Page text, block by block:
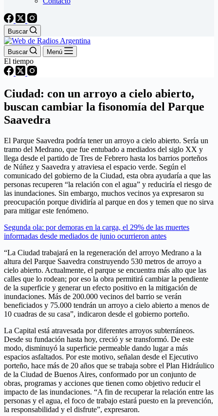
Buscar
Buscar Menú
El tiempo
Ciudad: con un arroyo a cielo abierto,
buscan cambiar la fisonomía del Parque
Saavedra
El Parque Saavedra podría tener un arroyo a cielo abierto. Sería un
tramo del Medrano, que fue entubado a mediados del siglo XX y
llega desde el partido de Tres de Febrero hasta los barrios porteños
de Núñez y Saavedra y atraviesa el espacio verde. Según el
comunicado del gobierno de la Ciudad, esta obra ayudaría a que las
personas recuperen “la relación con el agua” y reduciría el riesgo de
las inundaciones. Sin embargo, muchos vecinos ya expresaron su
preocupación porque dividiría al parque en dos y temen que no sirva
para mitigar este fenómeno.
Segunda ola: por demoras en la carga, el 29% de las muertes
informadas desde mediados de junio ocurrieron antes
“La Ciudad trabajará en la regeneración del arroyo Medrano a la
altura del Parque Saavedra construyendo 530 metros de arroyo a
cielo abierto. Actualmente, el parque se encuentra más alto que las
calles que lo rodean; por eso la obra permitirá cambiar la pendiente
de la superficie y generar un efecto positivo en la mitigación de
inundaciones. Más de 200.000 vecinos del barrio se verán
beneficiados y 75.000 tendrán un arroyo a cielo abierto a menos de
10 cuadras de su casa”, indicaron desde el gobierno porteño.
La Capital está atravesada por diferentes arroyos subterráneos.
Desde su fundación hasta hoy, creció y se transformó. De este
modo, disminuyó la superficie permeable dando lugar a más
espacios asfaltados. Por este motivo, señalan desde el Ejecutivo
porteño, hace más de 20 años que se trabaja sobre el Plan Hidráulico
de la Ciudad de Buenos Aires, conformado por un conjunto de
obras, programas y acciones que tienen como objetivo reducir el
impacto de las inundaciones. “A fin de recuperar la relación entre las
personas y el agua, el foco de trabajo estará puesto en la prevención,
la responsabilidad y el disfrute”, expresaron.